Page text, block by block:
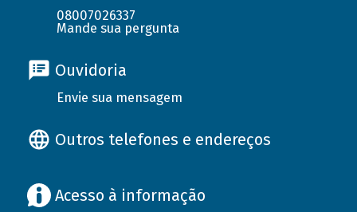
08007026337
Mande sua pergunta
Ouvidoria
Envie sua mensagem
Outros telefones e endereços
Acesso à informação